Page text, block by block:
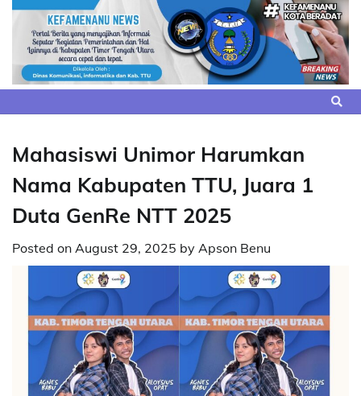
Skip
content
Mahasiswi Unimor Harumkan
Nama Kabupaten TTU, Juara 1
Duta GenRe NTT 2025
Posted on August 29, 2025 by Apson Benu